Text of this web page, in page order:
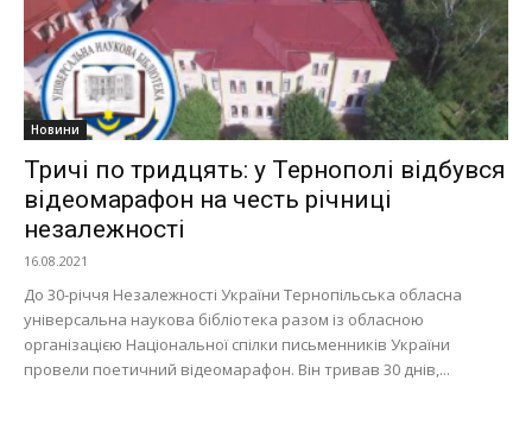
Новини
Тричі по тридцять: у Тернополі відбувся
відеомарафон на честь річниці
незалежності
16.08.2021
До 30-річчя Незалежності України Тернопільська обласна
універсальна наукова бібліотека разом із обласною
організацією Національної спілки письменників України
провели поетичний відеомарафон. Він тривав 30 днів,...